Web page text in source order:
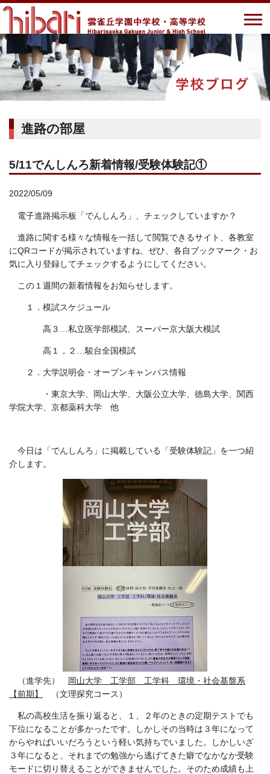
進路の部屋
5/11でんしんろ新着情報/受験体験記①
2022/05/09
電子進路掲示板「でんしんろ」、チェックしていますか？
進路に関する様々な情報を一括して閲覧できるサイト、各教室
にQRコードが掲示されていますね。ぜひ、各自ブックマーク・お
気に入り登録してチェックするようにしてください。
この１週間の新着情報をお知らせします。
１．模試スケジュール
高３…私立医学部模試、スーパー京大阪大模試
高１，２…駿台全国模試
２．大学説明会・オープンキャンパス情報
・東京大学、岡山大学、大阪公立大学、徳島大学、関西
学院大学、京都薬科大学 他
今日は「でんしんろ」に掲載している「受験体験記」を一つ紹
介します。
（進学先）
岡山大学 工学部 工学科 環境・社会基盤系
【前期】
（文理探究コース）
私の高校生活を振り返ると、１、２年のときの定期テストでも
下位になることが多かったです。しかしその当時は３年になって
からやればいいだろうという軽い気持ちでいました。しかしいざ
３年になると、それまでの勉強から逃げてきた癖でなかなか受験
モードに切り替えることができませんでした。そのため成績も上